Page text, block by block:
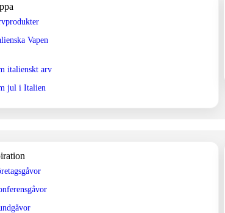
Vapen
italienskt arv
jul i Italien